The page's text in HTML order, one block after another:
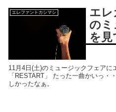
エレファントカシマシ
エレ
のミ
を見
11月4日(土)のミュージックフェアに
「RESTART」 たった一曲かいっ・
しかったなぁ。